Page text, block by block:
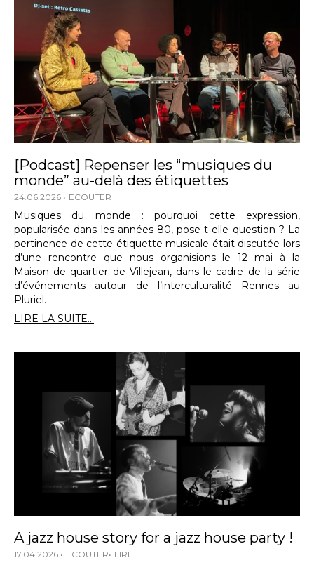
[Podcast] Repenser les “musiques du
monde” au-delà des étiquettes
24.06.2026 ECOUTER
Musiques du monde : pourquoi cette expression,
popularisée dans les années 80, pose-t-elle question ? La
pertinence de cette étiquette musicale était discutée lors
d’une rencontre que nous organisions le 12 mai à la
Maison de quartier de Villejean, dans le cadre de la série
d’événements autour de l’interculturalité Rennes au
Pluriel.
LIRE LA SUITE...
A jazz house story for a jazz house party !
17.04.2026 ECOUTER LIRE